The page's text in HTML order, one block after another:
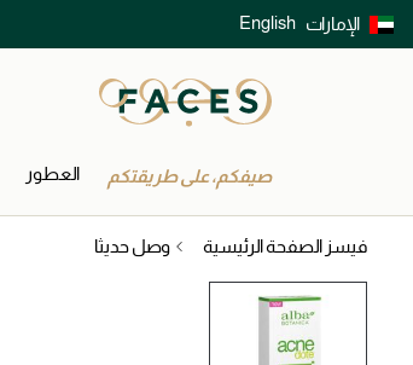
الإمارات English
توصيل سريع على جميع الطلبات ما فوق 299 درهم
صيفكم، على طريقتكم العطور
فيسز الصفحة الرئيسية وصل حديثا